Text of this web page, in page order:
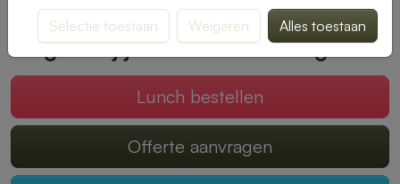
genieten van een onbezorgde middagpauze.
Mogen wij jouw lunch verzorgen?
Lunch bestellen
Offerte aanvragen
Selectie toestaan Weigeren Alles toestaan